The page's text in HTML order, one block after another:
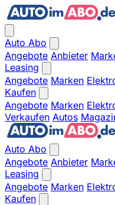
Auto Abo
Angebote Anbieter
Leasing
Angebote Marken
Kaufen
Angebote Marken
Verkaufen Autos
Auto Abo
Angebote Anbieter
Leasing
Angebote Marken
Kaufen